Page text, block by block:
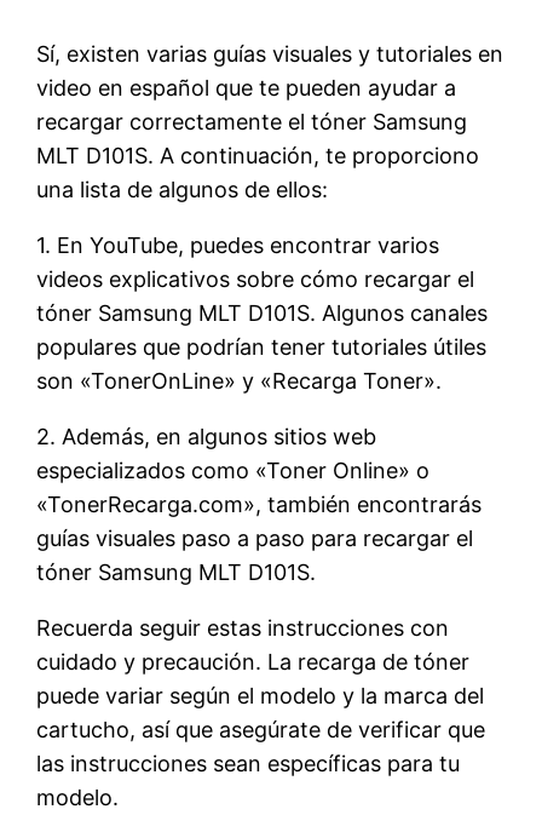
Sí, existen varias guías visuales y tutoriales en
video en español que te pueden ayudar a
recargar correctamente el tóner Samsung
MLT D101S. A continuación, te proporciono
una lista de algunos de ellos:
1. En YouTube, puedes encontrar varios
videos explicativos sobre cómo recargar el
tóner Samsung MLT D101S. Algunos canales
populares que podrían tener tutoriales útiles
son «TonerOnLine» y «Recarga Toner».
2. Además, en algunos sitios web
especializados como «Toner Online» o
«TonerRecarga.com», también encontrarás
guías visuales paso a paso para recargar el
tóner Samsung MLT D101S.
Recuerda seguir estas instrucciones con
cuidado y precaución. La recarga de tóner
puede variar según el modelo y la marca del
cartucho, así que asegúrate de verificar que
las instrucciones sean específicas para tu
modelo.